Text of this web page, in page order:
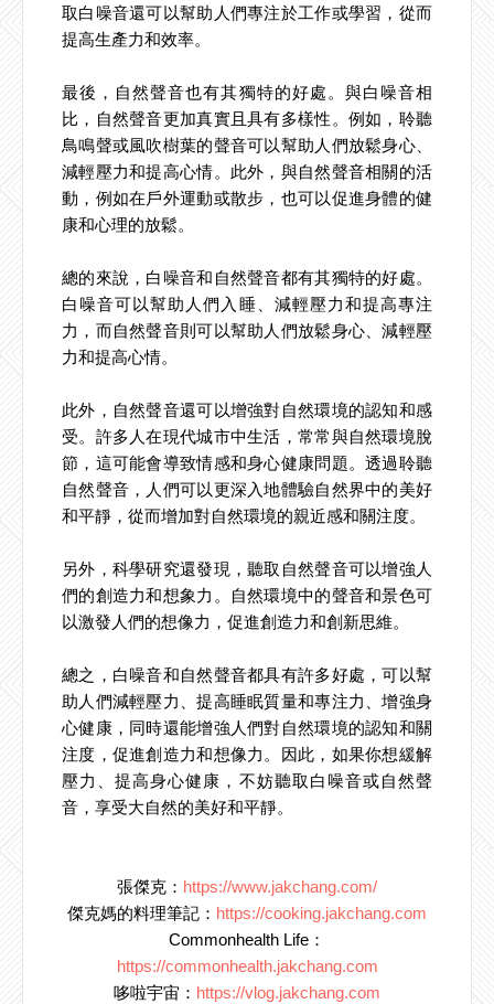
取白噪音還可以幫助人們專注於工作或學習，從而
提高生產力和效率。
最後，自然聲音也有其獨特的好處。與白噪音相
比，自然聲音更加真實且具有多樣性。例如，聆聽
鳥鳴聲或風吹樹葉的聲音可以幫助人們放鬆身心、
減輕壓力和提高心情。此外，與自然聲音相關的活
動，例如在戶外運動或散步，也可以促進身體的健
康和心理的放鬆。
總的來說，白噪音和自然聲音都有其獨特的好處。
白噪音可以幫助人們入睡、減輕壓力和提高專注
力，而自然聲音則可以幫助人們放鬆身心、減輕壓
力和提高心情。
此外，自然聲音還可以增強對自然環境的認知和感
受。許多人在現代城市中生活，常常與自然環境脫
節，這可能會導致情感和身心健康問題。透過聆聽
自然聲音，人們可以更深入地體驗自然界中的美好
和平靜，從而增加對自然環境的親近感和關注度。
另外，科學研究還發現，聽取自然聲音可以增強人
們的創造力和想象力。自然環境中的聲音和景色可
以激發人們的想像力，促進創造力和創新思維。
總之，白噪音和自然聲音都具有許多好處，可以幫
助人們減輕壓力、提高睡眠質量和專注力、增強身
心健康，同時還能增強人們對自然環境的認知和關
注度，促進創造力和想像力。因此，如果你想緩解
壓力、提高身心健康，不妨聽取白噪音或自然聲
音，享受大自然的美好和平靜。
張傑克： https://www.jakchang.com/
傑克媽的料理筆記： https://cooking.jakchang.com
Commonhealth Life：
https://commonhealth.jakchang.com
哆啦宇宙： https://vlog.jakchang.com